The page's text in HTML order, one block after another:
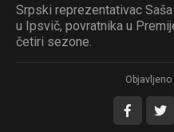
Srpski reprezentativac
u Ipsvič, povratnika u
četiri sezone.
Objavljeno